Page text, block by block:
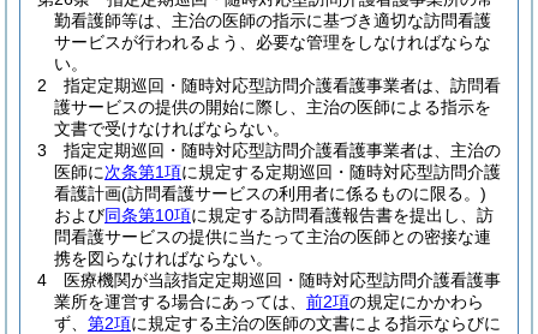
勤看護師等は、主治の医師の指示に基づき適切な訪問看護
サービスが行われるよう、必要な管理をしなければならな
い。
2
指定定期巡回・随時対応型訪問介護看護事業者は、訪問看
護サービスの提供の開始に際し、主治の医師による指示を
文書で受けなければならない。
3
指定定期巡回・随時対応型訪問介護看護事業者は、主治の
医師に次条第1項に規定する定期巡回・随時対応型訪問介護
看護計画(訪問看護サービスの利用者に係るものに限る。)
および同条第10項に規定する訪問看護報告書を提出し、訪
問看護サービスの提供に当たって主治の医師との密接な連
携を図らなければならない。
4
医療機関が当該指定定期巡回・随時対応型訪問介護看護事
業所を運営する場合にあっては、 前2項の規定にかかわら
ず、 第2項に規定する主治の医師の文書による指示ならびに